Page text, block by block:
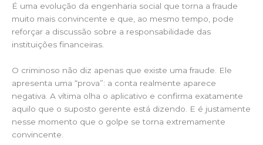
É uma evolução da engenharia social que torna a fraude
muito mais convincente e que, ao mesmo tempo, pode
reforçar a discussão sobre a responsabilidade das
instituições financeiras.
O criminoso não diz apenas que existe uma fraude. Ele
apresenta uma “prova”: a conta realmente aparece
negativa. A vítima olha o aplicativo e confirma exatamente
aquilo que o suposto gerente está dizendo. E é justamente
nesse momento que o golpe se torna extremamente
convincente.